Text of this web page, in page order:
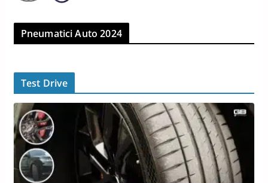
Pneumatici Auto 2024
Test Drive